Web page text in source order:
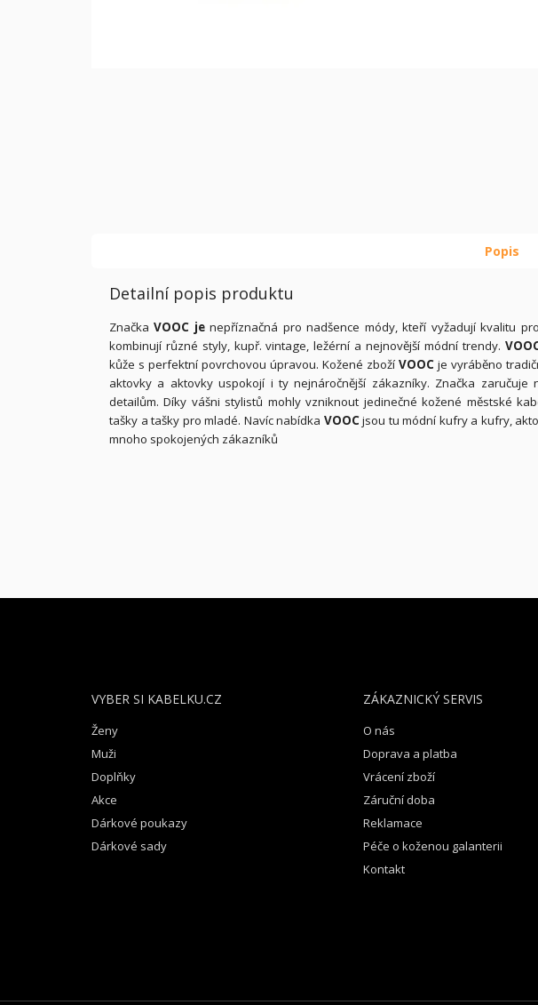
Popis
Detailní popis produktu
ZnačkaVOOC jenepříznačná pro nadšence módy, kteří vyžadují kvalitu
kombinují různé styly, kupř. vintage, ležérní a nejnovější módní trendy.
kůže s perfektní povrchovou úpravou. Kožené zbožíVOOC je vyráběno
aktovky a aktovky uspokojí i ty nejnáročnější zákazníky. Značka zaručuje
detailům. Díky vášni stylistů mohly vzniknout jedinečné kožené městské
tašky a tašky pro mladé. Navíc nabídka VOOCjsou tu módní kufry a kufry,
mnoho spokojených zákazníků
VYBER SI KABELKU.CZ
Ženy
Muži
Doplňky
Akce
Dárkové poukazy
Dárkové sady
ZÁKAZNICKÝ SERVIS
O nás
Doprava a platba
Vrácení zboží
Záruční doba
Reklamace
Péče o koženou galanterii
Kontakt